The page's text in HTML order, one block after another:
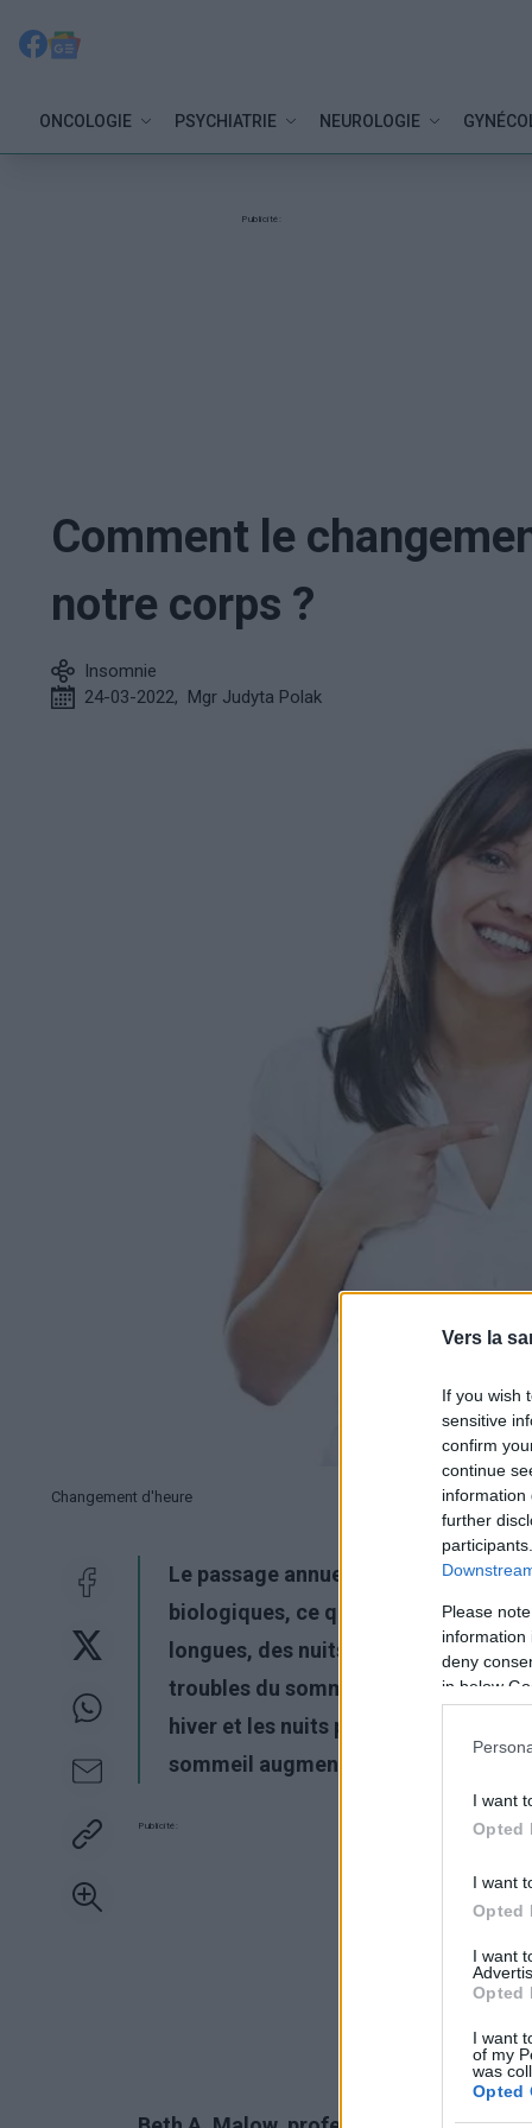
Vers la
If you wish
sensitive
confirm
continue
information
further
Please
information
deny
in below
I want
Opted
I want
Opted
I want
Opted
I want
of my
was
Opted
ONCOLOGIE PSYCHIATRIE NEUROLOGIE
Publicité:
Comment le
notre corps ?
Insomnie
24-03-2022, Mgr Judyta Polak
Changement d'heure
Le passage annuel de l'heure d'été à
biologiques, ce qui a des
longues, des nuits plus courtes et
troubles du sommeil. Une analogie
hiver et les nuits plus longues. Des
sommeil augmentent avec les années.
Publicité: